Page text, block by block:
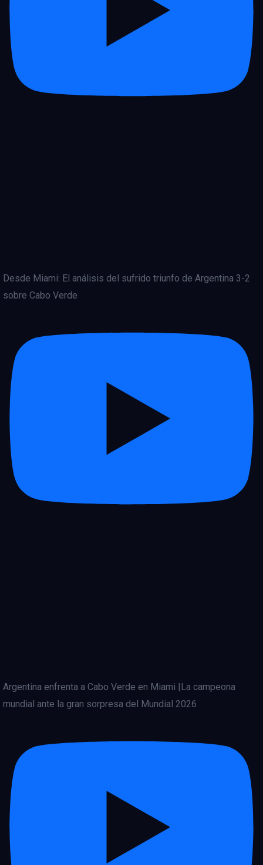
Desde Miami: El análisis del sufrido triunfo de Argentina 3-2
sobre Cabo Verde
Argentina enfrenta a Cabo Verde en Miami |La campeona
mundial ante la gran sorpresa del Mundial 2026